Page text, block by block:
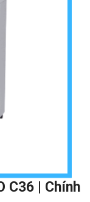
C36 | Chính